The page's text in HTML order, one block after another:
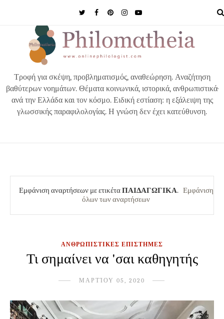
Τροφή για σκέψη, προβληματισμός, αναθεώρηση. Αναζήτηση
βαθύτερων νοημάτων. Θέματα κοινωνικά, ιστορικά, ανθρωπιστικά·
ανά την Ελλάδα και τον κόσμο. Ειδική εστίαση: η εξάλειψη της
γλωσσικής παραφιλολογίας. Η γνώση δεν έχει κατεύθυνση.
Εμφάνιση αναρτήσεων με ετικέταΠΑΙΔΑΓΩΓΙΚΑ. Εμφάνιση
όλων των αναρτήσεων
ΑΝΘΡΩΠΙΣΤΙΚΕΣ ΕΠΙΣΤΗΜΕΣ
Τι σημαίνει να 'σαι καθηγητής
ΜΑΡΤΊΟΥ 05, 2020